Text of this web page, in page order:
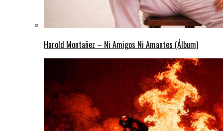
Harold Montañez – Ni Amigos Ni Amantes (Álbum)